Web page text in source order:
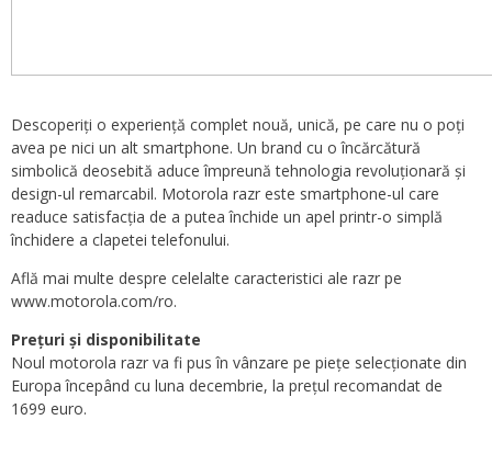
Descoperiți o experiență complet nouă, unică, pe care nu o poți
avea pe nici un alt smartphone. Un brand cu o încărcătură
simbolică deosebită aduce împreună tehnologia revoluționară și
design-ul remarcabil. Motorola razr este smartphone-ul care
readuce satisfacția de a putea închide un apel printr-o simplă
închidere a clapetei telefonului.
Află mai multe despre celelalte caracteristici ale razr pe
www.motorola.com/ro.
Prețuri și disponibilitate
Noul motorola razr va fi pus în vânzare pe piețe selecționate din
Europa începând cu luna decembrie, la prețul recomandat de
1699 euro.